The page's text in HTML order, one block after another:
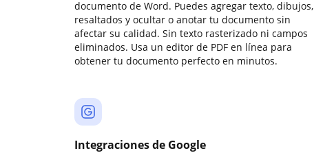
documento de Word. Puedes agregar texto, dibujos,
resaltados y ocultar o anotar tu documento sin
afectar su calidad. Sin texto rasterizado ni campos
eliminados. Usa un editor de PDF en línea para
obtener tu documento perfecto en minutos.
Integraciones de Google